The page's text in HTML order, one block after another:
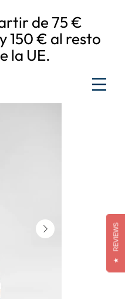
de 75 €
150 € al resto
la UE.
★
REVIEWS